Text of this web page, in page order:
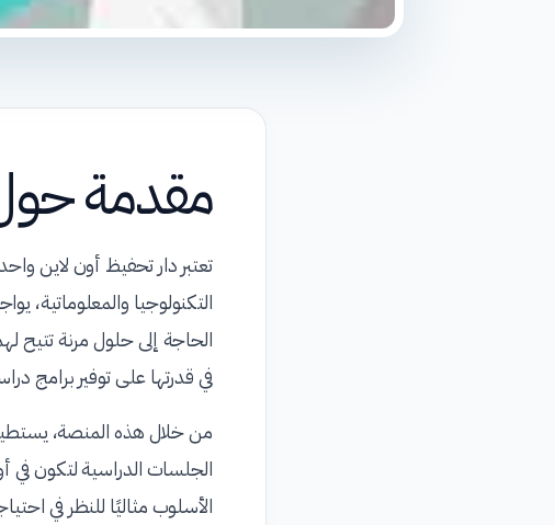
مقدمة
تعتبر دار تحفيظ أون لاين
التكنولوجيا والمعلوماتية،
الحاجة إلى حلول مرنة تتيح
في قدرتها على توفير برامج
من خلال هذه المنصة،
الجلسات الدراسية لتكون في
الأسلوب مثاليًا للنظر في